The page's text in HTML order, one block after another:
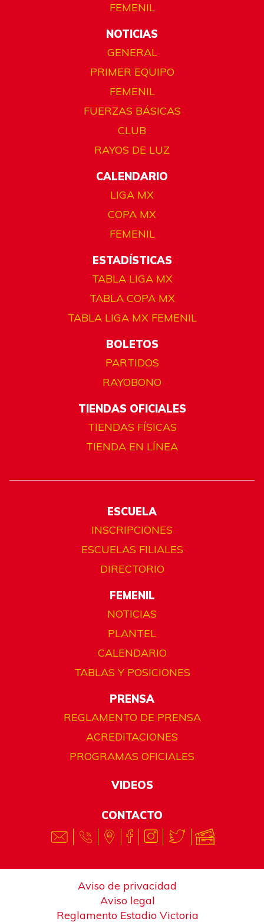
FEMENIL
NOTICIAS
GENERAL
PRIMER EQUIPO
FEMENIL
FUERZAS BÁSICAS
CLUB
RAYOS DE LUZ
CALENDARIO
LIGA MX
COPA MX
FEMENIL
ESTADÍSTICAS
TABLA LIGA MX
TABLA COPA MX
TABLA LIGA MX FEMENIL
BOLETOS
PARTIDOS
RAYOBONO
TIENDAS OFICIALES
TIENDAS FÍSICAS
TIENDA EN LÍNEA
ESCUELA
INSCRIPCIONES
ESCUELAS FILIALES
DIRECTORIO
FEMENIL
NOTICIAS
PLANTEL
CALENDARIO
TABLAS Y POSICIONES
PRENSA
REGLAMENTO DE PRENSA
ACREDITACIONES
PROGRAMAS OFICIALES
VIDEOS
CONTACTO
Aviso de privacidad
Aviso legal
Reglamento Estadio Victoria